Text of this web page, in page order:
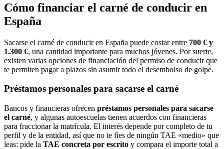
Cómo financiar el carné de conducir en
España
Sacarse el carné de conduciren España puede costar entre 700 € y
1.300 €, una cantidad importante para muchos jóvenes. Por suerte,
existen varias opciones de financiación del permiso de conducir que
te permiten pagar a plazos sin asumir todo el desembolso de golpe.
Préstamos personales para sacarse el carné
Bancos y financieras ofrecen préstamos personales para sacarse
el carné, y algunas autoescuelas tienen acuerdos con financieras
para fraccionar la matrícula. El interés depende por completo de tu
perfil y de la entidad, así que no te fíes de ningún TAE «medio» que
leas: pide la TAE concreta por escrito y compara el importe total a